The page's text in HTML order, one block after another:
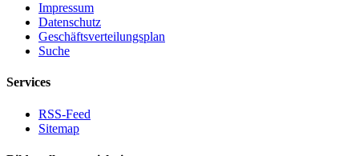
Impressum
Datenschutz
Geschäftsverteilungsplan
Suche
Services
RSS-Feed
Sitemap